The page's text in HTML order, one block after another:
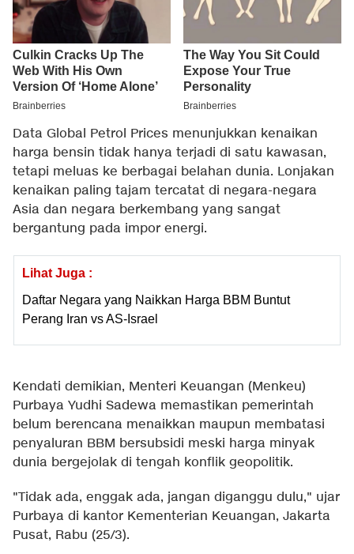
Data Global Petrol Prices menunjukkan kenaikan
harga bensin tidak hanya terjadi di satu kawasan,
tetapi meluas ke berbagai belahan dunia. Lonjakan
kenaikan paling tajam tercatat di negara-negara
Asia dan negara berkembang yang sangat
bergantung pada impor energi.
Lihat Juga :
Daftar Negara yang Naikkan Harga BBM Buntut
Perang Iran vs AS-Israel
Kendati demikian, Menteri Keuangan (Menkeu)
Purbaya Yudhi Sadewa memastikan pemerintah
belum berencana menaikkan maupun membatasi
penyaluran BBM bersubsidi meski harga minyak
dunia bergejolak di tengah konflik geopolitik.
"Tidak ada, enggak ada, jangan diganggu dulu," ujar
Purbaya di kantor Kementerian Keuangan, Jakarta
Pusat, Rabu (25/3).